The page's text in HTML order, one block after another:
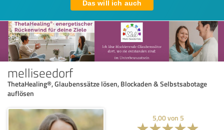
Das will ich auch
melliseedorf
ThetaHealing®, Glaubenssätze lösen, Blockaden & Selbstsabotage
auflösen
5,00von 5